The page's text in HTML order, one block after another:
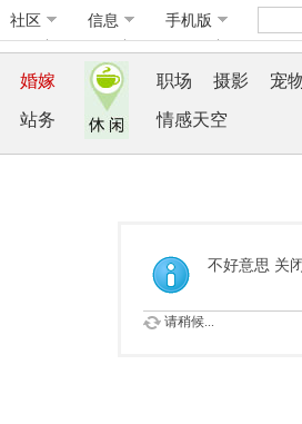
社区 信息 手机版
婚嫁
站务
职场 摄影 宠
情感天空
不好意思 关
请稍候...